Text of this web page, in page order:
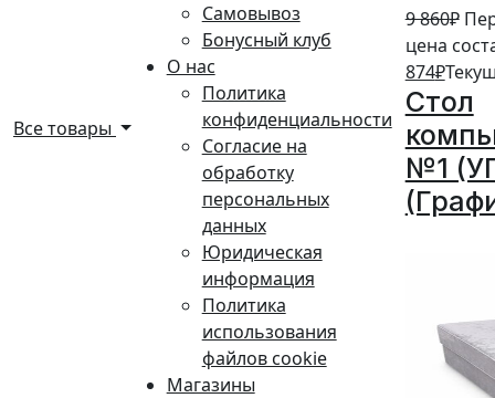
Все товары
Самовывоз
Бонусный клуб
О нас
Политика
конфиденциальности
Согласие на
обработку
персональных
данных
Юридическая
информация
Политика
использования
файлов cookie
Магазины
9 860₽
цена
874₽
Стол
№1